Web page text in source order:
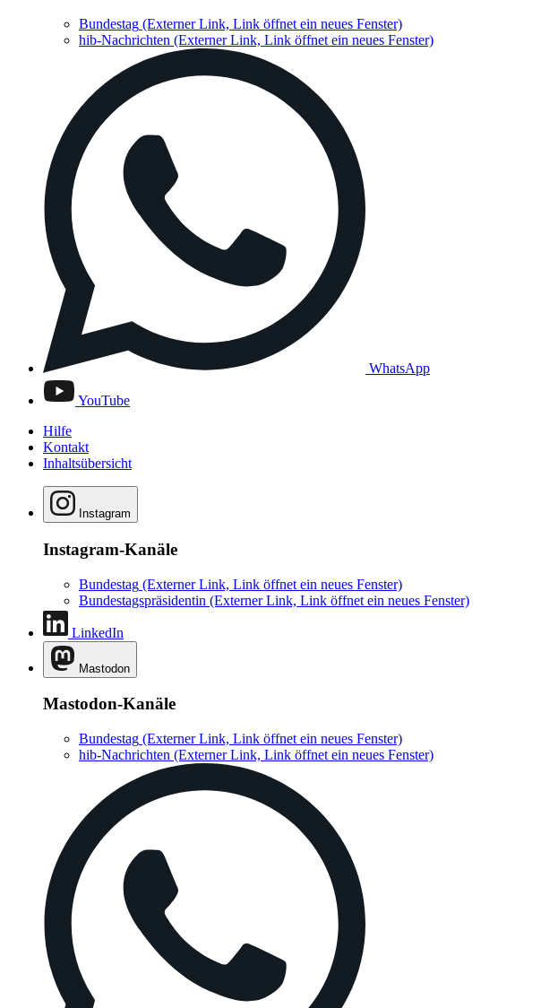
Bundestag (Externer Link, Link öffnet ein neues Fenster)
hib-Nachrichten (Externer Link, Link öffnet ein neues Fenster)
WhatsApp
YouTube
Hilfe
Kontakt
Inhaltsübersicht
Instagram
Instagram-Kanäle
Bundestag (Externer Link, Link öffnet ein neues Fenster)
Bundestagspräsidentin (Externer Link, Link öffnet ein neues Fenster)
LinkedIn
Mastodon
Mastodon-Kanäle
Bundestag (Externer Link, Link öffnet ein neues Fenster)
hib-Nachrichten (Externer Link, Link öffnet ein neues Fenster)